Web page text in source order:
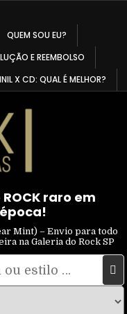
QUEM SOU EU?
E REEMBOLSO
X CD: QUAL É MELHOR?
raro em
Mint) – Envio para todo
na Galeria do Rock SP